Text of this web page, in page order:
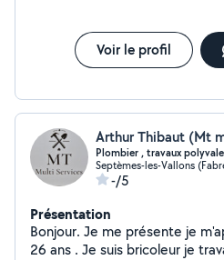
Voir le profil
Arthur Thibaut (Mt
Plombier , travaux
-/5
Présentation
Bonjour. Je me présente je m'appelle Arthur Thibaut j'ai
26 ans . Je suis bricoleur je